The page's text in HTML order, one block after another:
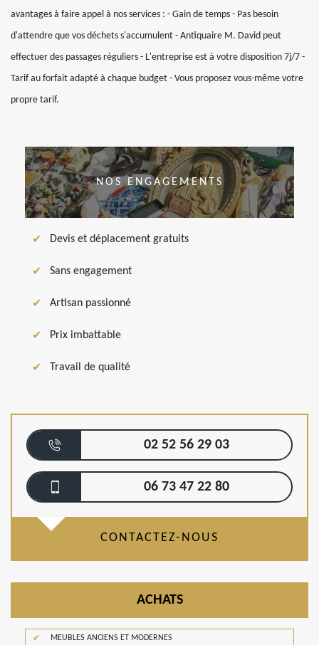
avantages à faire appel à nos services : - Gain de temps - Pas besoin
d'attendre que vos déchets s'accumulent - Antiquaire M. David peut
effectuer des passages réguliers - L'entreprise est à votre disposition 7j/7 -
Tarif au forfait adapté à chaque budget - Vous proposez vous-même votre
propre tarif.
NOS ENGAGEMENTS
Devis et déplacement gratuits
Sans engagement
Artisan passionné
Prix imbattable
Travail de qualité
02 52 56 29 03
06 73 47 22 80
CONTACTEZ-NOUS
ACHATS
MEUBLES ANCIENS ET MODERNES